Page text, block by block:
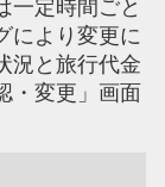
一定時間ごと
により変更に
況と旅行代金
・変更」画面